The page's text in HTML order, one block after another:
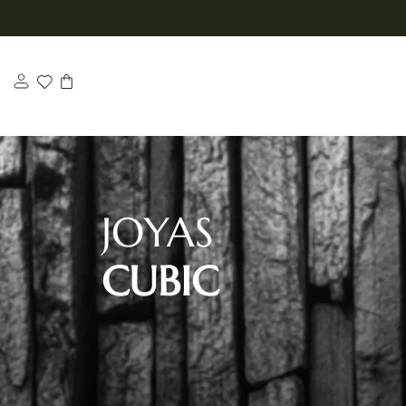
al
contenido
JOYAS
CUBIC